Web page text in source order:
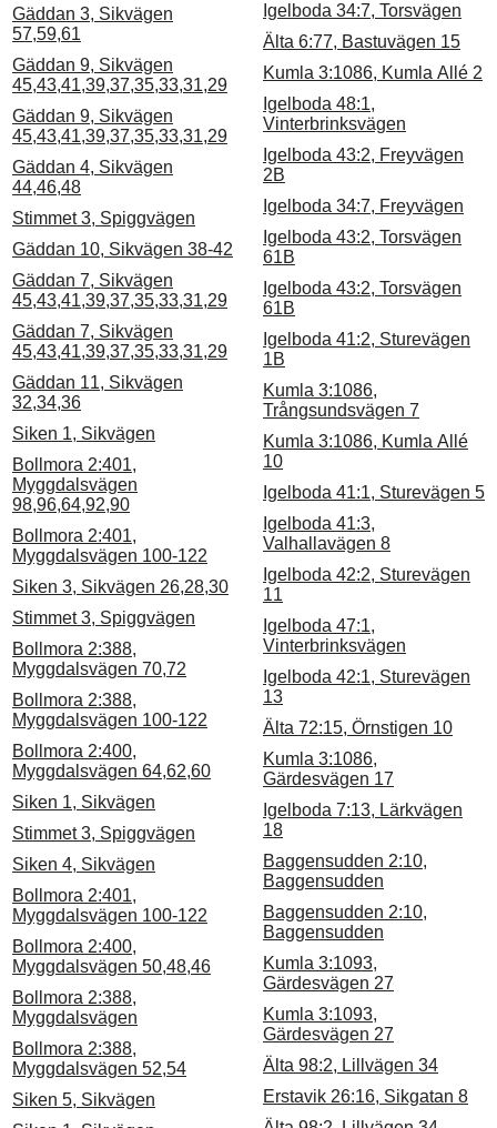
Gäddan 3, Sikvägen
57,59,61
Gäddan 9, Sikvägen
45,43,41,39,37,35,33,31,29
Gäddan 9, Sikvägen
45,43,41,39,37,35,33,31,29
Gäddan 4, Sikvägen
44,46,48
Stimmet 3, Spiggvägen
Gäddan 10, Sikvägen 38-42
Gäddan 7, Sikvägen
45,43,41,39,37,35,33,31,29
Gäddan 7, Sikvägen
45,43,41,39,37,35,33,31,29
Gäddan 11, Sikvägen
32,34,36
Siken 1, Sikvägen
Bollmora 2:401,
Myggdalsvägen
98,96,64,92,90
Bollmora 2:401,
Myggdalsvägen 100-122
Siken 3, Sikvägen 26,28,30
Stimmet 3, Spiggvägen
Bollmora 2:388,
Myggdalsvägen 70,72
Bollmora 2:388,
Myggdalsvägen 100-122
Bollmora 2:400,
Myggdalsvägen 64,62,60
Siken 1, Sikvägen
Stimmet 3, Spiggvägen
Siken 4, Sikvägen
Bollmora 2:401,
Myggdalsvägen 100-122
Bollmora 2:400,
Myggdalsvägen 50,48,46
Bollmora 2:388,
Myggdalsvägen
Bollmora 2:388,
Myggdalsvägen 52,54
Siken 5, Sikvägen
Igelboda 34:7, Torsvägen
Älta 6:77, Bastuvägen 15
Kumla 3:1086, Kumla Allé 2
Igelboda 48:1,
Vinterbrinksvägen
Igelboda 43:2, Freyvägen
2B
Igelboda 34:7, Freyvägen
Igelboda 43:2, Torsvägen
61B
Igelboda 43:2, Torsvägen
61B
Igelboda 41:2, Sturevägen
1B
Kumla 3:1086,
Trångsundsvägen 7
Kumla 3:1086, Kumla Allé
10
Igelboda 41:1, Sturevägen 5
Igelboda 41:3,
Valhallavägen 8
Igelboda 42:2, Sturevägen
11
Igelboda 47:1,
Vinterbrinksvägen
Igelboda 42:1, Sturevägen
13
Älta 72:15, Örnstigen 10
Kumla 3:1086,
Gärdesvägen 17
Igelboda 7:13, Lärkvägen
18
Baggensudden 2:10,
Baggensudden
Baggensudden 2:10,
Baggensudden
Kumla 3:1093,
Gärdesvägen 27
Kumla 3:1093,
Gärdesvägen 27
Älta 98:2, Lillvägen 34
Erstavik 26:16, Sikgatan 8